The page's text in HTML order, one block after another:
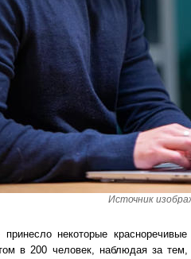
Источник
некоторые
в 200 человек, наблюдая за тем,